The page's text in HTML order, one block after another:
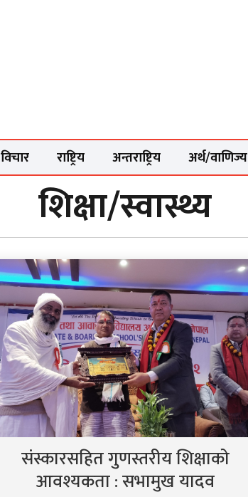
विचार राष्ट्रिय अन्तराष्ट्रिय अर्थ/वाणिज्य
शिक्षा/स्वास्थ्य
संस्कारसहित गुणस्तरीय शिक्षाको
आवश्यकता : सभामुख यादव